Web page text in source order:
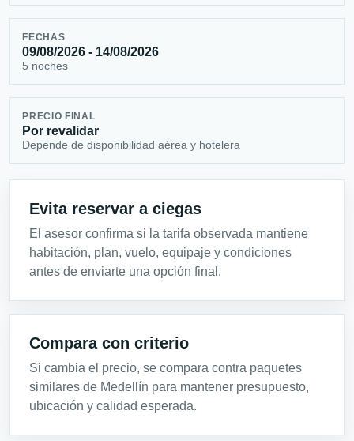
FECHAS
09/08/2026 - 14/08/2026
5 noches
PRECIO FINAL
Por revalidar
Depende de disponibilidad aérea y hotelera
Evita reservar a ciegas
El asesor confirma si la tarifa observada mantiene
habitación, plan, vuelo, equipaje y condiciones
antes de enviarte una opción final.
Compara con criterio
Si cambia el precio, se compara contra paquetes
similares de Medellín para mantener presupuesto,
ubicación y calidad esperada.